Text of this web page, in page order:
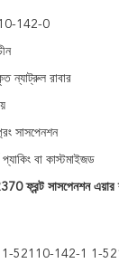
142-0
ন্যাট্রুল রাবার
সাসপেনশন
প্যাকিং বা কাস্টমাইজড
ফ্রন্ট সাসপেনশন এয়ার
1-52110-142-1 1-